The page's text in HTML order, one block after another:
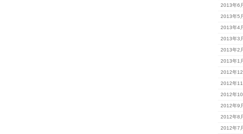
2013年6
2013年5
2013年4
2013年3
2013年2
2013年1
2012年12
2012年11
2012年10
2012年9
2012年8
2012年7